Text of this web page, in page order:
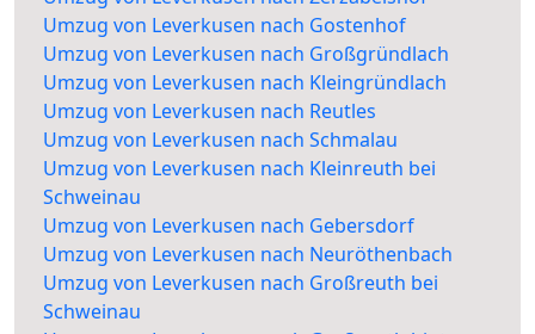
Umzug von Leverkusen nach Gostenhof
Umzug von Leverkusen nach Großgründlach
Umzug von Leverkusen nach Kleingründlach
Umzug von Leverkusen nach Reutles
Umzug von Leverkusen nach Schmalau
Umzug von Leverkusen nach Kleinreuth bei
Schweinau
Umzug von Leverkusen nach Gebersdorf
Umzug von Leverkusen nach Neuröthenbach
Umzug von Leverkusen nach Großreuth bei
Schweinau